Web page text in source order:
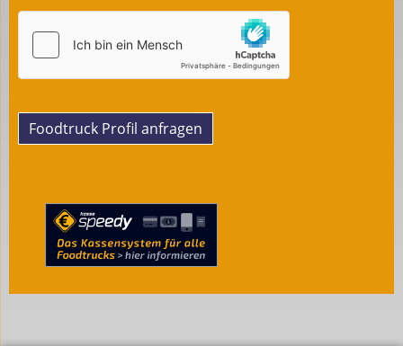
Foodtruck Profil anfragen